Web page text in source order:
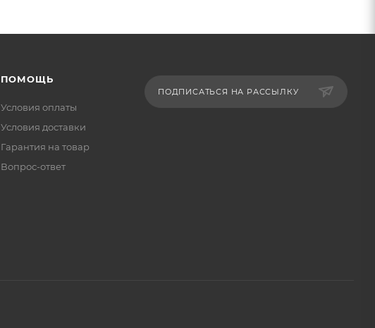
ПОМОЩЬ
Условия оплаты
Условия доставки
Гарантия на товар
Вопрос-ответ
ПОДПИСАТЬСЯ НА РАССЫЛКУ